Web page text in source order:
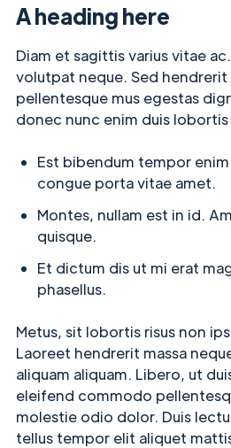
A heading here
Diam et sagittis varius vitae
volutpat neque. Sed hendrerit
pellentesque mus egestas
donec nunc enim duis
Est bibendum tempor
congue porta vitae amet.
Montes, nullam est in id.
quisque.
Et dictum dis ut mi erat
phasellus.
Metus, sit lobortis risus non
Laoreet hendrerit massa
aliquam aliquam. Libero, ut
eleifend commodo
molestie odio dolor. Duis
tellus tempor elit aliquet